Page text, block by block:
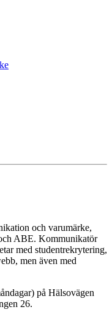
och varumärke,
ABE. Kommunikatör
med studentrekrytering,
men även med
på Hälsovägen
26.